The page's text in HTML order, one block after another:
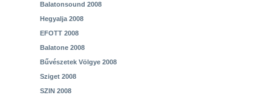
Balatonsound 2008
Hegyalja 2008
EFOTT 2008
Balatone 2008
Bűvészetek Völgye 2008
Sziget 2008
SZIN 2008